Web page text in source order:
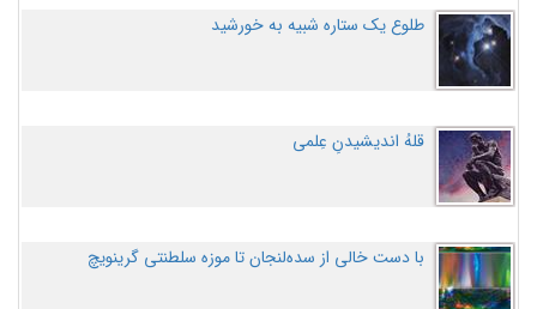
طلوع یک ستاره شبیه به خورشید
قلهُ اندیشیدنِ عِلمی
با دست خالی از سده‌لنجان تا موزه سلطنتی گرینویچ